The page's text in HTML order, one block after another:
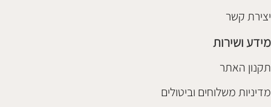
יצירת קשר
מידע ושירות
תקנון האתר
מדיניות משלוחים וביטולים